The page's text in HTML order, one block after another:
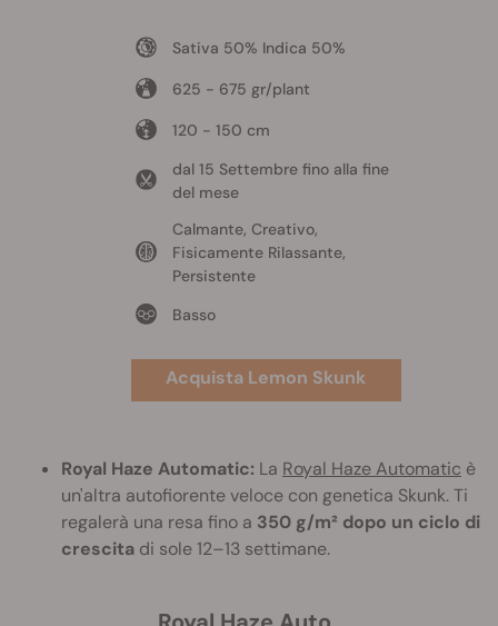
Sativa 50% Indica 50%
625 - 675 gr/plant
120 - 150 cm
dal 15 Settembre fino alla fine
del mese
Calmante, Creativo,
Fisicamente Rilassante,
Persistente
Basso
Acquista Lemon Skunk
Royal Haze Automatic: La Royal Haze Automatic è
un'altra autofiorente veloce con genetica Skunk. Ti
regalerà una resa fino a 350 g/m² dopo un ciclo di
crescita di sole 12–13 settimane.